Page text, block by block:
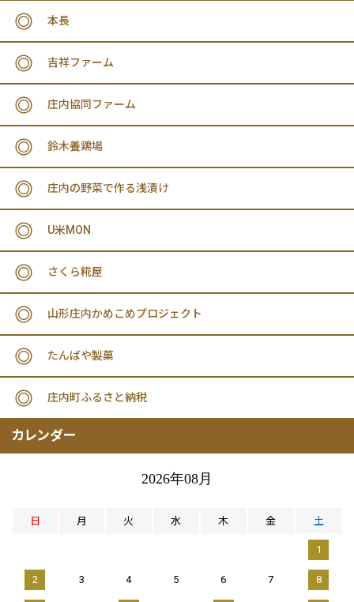
本長
吉祥ファーム
庄内協同ファーム
鈴木養鶏場
庄内の野菜で作る浅漬け
U米MON
さくら糀屋
山形庄内かめこめプロジェクト
たんばや製菓
庄内町ふるさと納税
カレンダー
2026年08月
日 月 火 水 木 金 土
1
2 3 4 5 6 7 8